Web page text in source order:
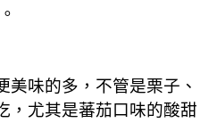
美味的多，不管是栗子、
，尤其是蕃茄口味的酸甜